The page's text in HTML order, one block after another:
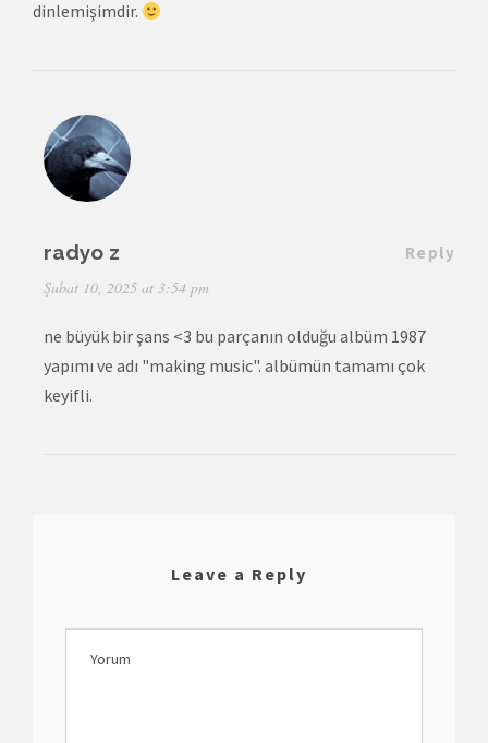
dinlemişimdir.
radyo z
Şubat 10, 2025 at 3:54 pm
Reply
ne büyük bir şans <3 bu parçanın olduğu albüm 1987
yapımı ve adı "making music". albümün tamamı çok
keyifli.
Leave a Reply